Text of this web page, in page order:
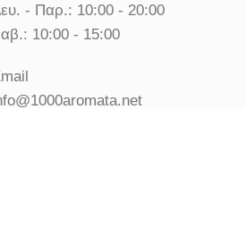
- Παρ.: 10:00 - 20:00
10:00 - 15:00